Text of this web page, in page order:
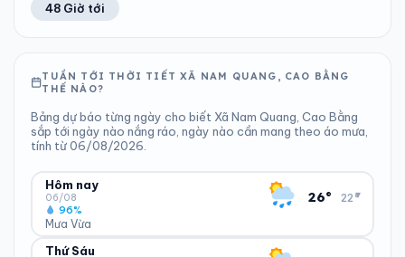
48 Giờ tới
TUẦN TỚI THỜI TIẾT XÃ NAM QUANG, CAO BẰNG
THẾ NÀO?
Bảng dự báo từng ngày cho biết Xã Nam Quang, Cao Bằng
sắp tới ngày nào nắng ráo, ngày nào cần mang theo áo mưa,
tính từ 06/08/2026.
Hôm nay
06/08
Mưa Vừa
96%
26° 22°
▾
ĐỘ ẨM
Thứ Sáu